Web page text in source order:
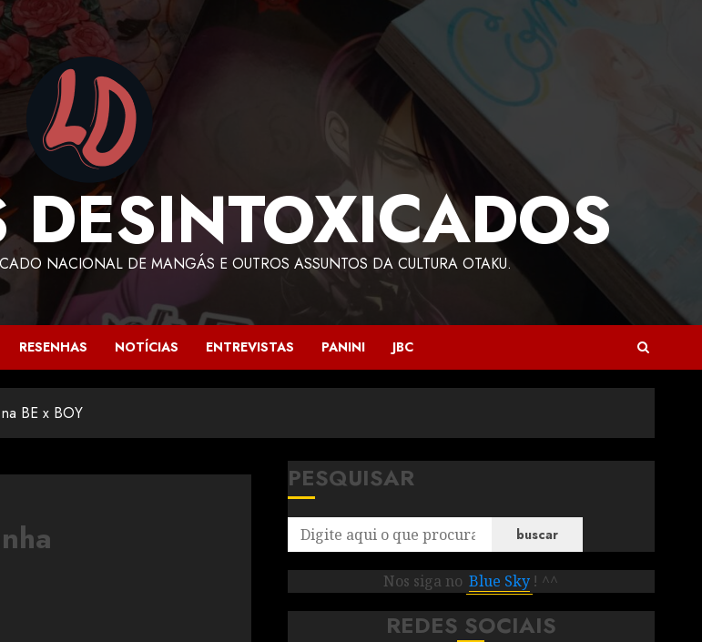
DESINTOXICADOS
NACIONAL DE MANGÁS E OUTROS ASSUNTOS DA CULTURA OTAKU.
RESENHAS NOTÍCIAS ENTREVISTAS PANINI JBC
BE x BOY
PESQUISAR
buscar
Nos siga no Blue Sky ! ^^
REDES SOCIAIS